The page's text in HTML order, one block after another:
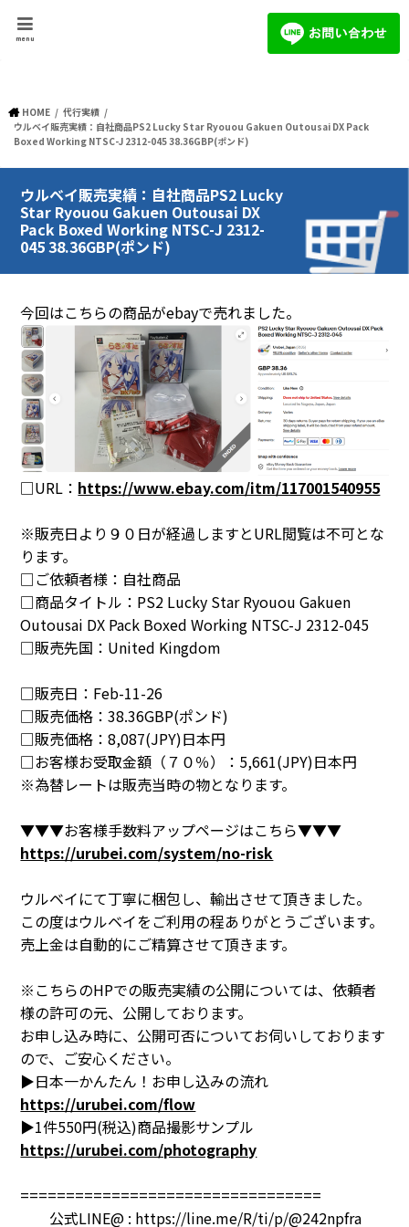
menu
HOME
代行実績
ウルベイ販売実績：自社商品PS2 Lucky Star Ryouou Gakuen Outousai DX Pack
Boxed Working NTSC-J 2312-045 38.36GBP(ポンド)
ウルベイ販売実績：自社商品PS2 Lucky
Star Ryouou Gakuen Outousai DX
Pack Boxed Working NTSC-J 2312-
045 38.36GBP(ポンド)
今回はこちらの商品がebayで売れました。
□URL： https://www.ebay.com/itm/117001540955
※販売日より９０日が経過しますとURL閲覧は不可とな
ります。
□ご依頼者様：自社商品
□商品タイトル： PS2 Lucky Star Ryouou Gakuen
Outousai DX Pack Boxed Working NTSC-J 2312-045
□販売先国： United Kingdom
□販売日： Feb-11-26
□販売価格：38.36GBP(ポンド)
□販売価格：8,087(JPY)日本円
□お客様お受取金額（７０％）： 5,661(JPY)日本円
※為替レートは販売当時の物となります。
▼▼▼お客様手数料アップページはこちら▼▼▼
https://urubei.com/system/no-risk
ウルベイにて丁寧に梱包し、輸出させて頂きました。
この度はウルベイをご利用の程ありがとうございます。
売上金は自動的にご精算させて頂きます。
※こちらのHPでの販売実績の公開については、依頼者
様の許可の元、公開しております。
お申し込み時に、公開可否についてお伺いしております
ので、ご安心ください。
▶日本一かんたん！お申し込みの流れ
https://urubei.com/flow
▶1件550円(税込)商品撮影サンプル
https://urubei.com/photography
=================================
公式LINE@ : https://line.me/R/ti/p/@242npfra